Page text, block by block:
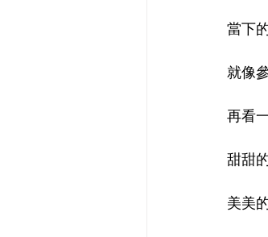
當下
就像
再看
甜甜
美美